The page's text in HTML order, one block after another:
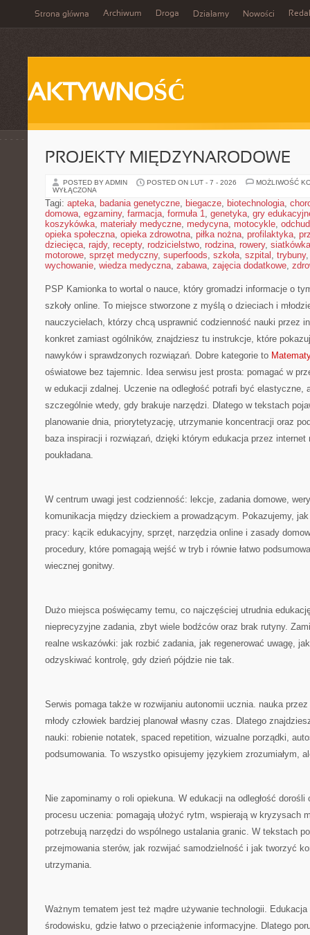
Strona główna Archiwum Droga Działamy Nowości
AKTYWNOŚĆ
PROJEKTY MIĘDZYNARODOWE
POSTED BY ADMIN POSTED ON LUT - 7 - 2026
MOŻLIWOŚĆ
WYŁĄCZONA
Tagi: apteka, badania genetyczne, biegacze, biotechnologia,
domowa, egzaminy, farmacja, formuła 1, genetyka, gry
koszykówka, materiały medyczne, medycyna, motocykle,
opieka społeczna, opieka zdrowotna, piłka nożna, profilaktyka,
dziecięca, rajdy, recepty, rodzicielstwo, rodzina, rowery, siatkówka
motorowe, sprzęt medyczny, superfoods, szkoła, szpital , trybuny
wychowanie, wiedza medyczna, zabawa, zajęcia dodatkowe,
PSP Kamionka to wortal o nauce, który gromadzi informacje o
szkoły online. To miejsce stworzone z myślą o dzieciach i
nauczycielach, którzy chcą usprawnić codzienność nauki przez
konkret zamiast ogólników, znajdziesz tu instrukcje, które
nawyków i sprawdzonych rozwiązań. Dobre kategorie to
oświatowe bez tajemnic. Idea serwisu jest prosta: pomagać w
w edukacji zdalnej. Uczenie na odległość potrafi być elastyczne,
szczególnie wtedy, gdy brakuje narzędzi. Dlatego w tekstach
planowanie dnia, priorytetyzację, utrzymanie koncentracji oraz
baza inspiracji i rozwiązań, dzięki którym edukacja przez
poukładana.
W centrum uwagi jest codzienność: lekcje, zadania domowe,
komunikacja między dzieckiem a prowadzącym. Pokazujemy,
pracy: kącik edukacyjny, sprzęt, narzędzia online i zasady
procedury, które pomagają wejść w tryb i równie łatwo
wiecznej gonitwy.
Dużo miejsca poświęcamy temu, co najczęściej utrudnia
nieprecyzyjne zadania, zbyt wiele bodźców oraz brak rutyny.
realne wskazówki: jak rozbić zadania, jak regenerować uwagę,
odzyskiwać kontrolę, gdy dzień pójdzie nie tak.
Serwis pomaga także w rozwijaniu autonomii ucznia. nauka
młody człowiek bardziej planował własny czas. Dlatego
nauki: robienie notatek, spaced repetition, wizualne porządki,
podsumowania. To wszystko opisujemy językiem zrozumiałym,
Nie zapominamy o roli opiekuna. W edukacji na odległość
procesu uczenia: pomagają ułożyć rytm, wspierają w kryzysach
potrzebują narzędzi do wspólnego ustalania granic. W tekstach
przejmowania sterów, jak rozwijać samodzielność i jak tworzyć
utrzymania.
Ważnym tematem jest też mądre używanie technologii.
środowisku, gdzie łatwo o przeciążenie informacyjne. Dlatego